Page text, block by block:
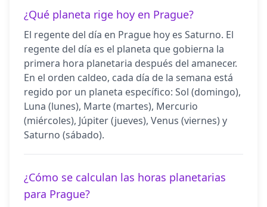
¿Qué planeta rige hoy en Prague?
El regente del día en Prague hoy es Saturno. El
regente del día es el planeta que gobierna la
primera hora planetaria después del amanecer.
En el orden caldeo, cada día de la semana está
regido por un planeta específico: Sol (domingo),
Luna (lunes), Marte (martes), Mercurio
(miércoles), Júpiter (jueves), Venus (viernes) y
Saturno (sábado).
¿Cómo se calculan las horas planetarias
para Prague?